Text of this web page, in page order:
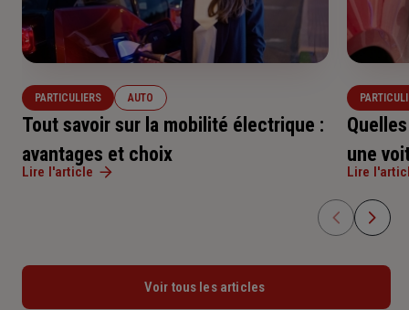
PARTICULIERS AUTO
Tout savoir sur la mobilité électrique :
avantages et choix
Lire l'article
une
Lire
Voir tous les articles